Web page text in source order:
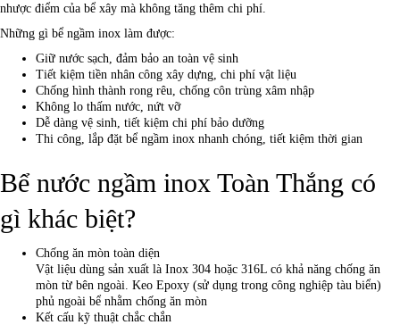
nhược điểm của bể xây mà không tăng thêm chi phí.
Những gì bể ngầm inox làm được:
Giữ nước sạch, đảm bảo an toàn vệ sinh
Tiết kiệm tiền nhân công xây dựng, chi phí vật liệu
Chống hình thành rong rêu, chống côn trùng xâm nhập
Không lo thấm nước, nứt vỡ
Dễ dàng vệ sinh, tiết kiệm chi phí bảo dưỡng
Thi công, lắp đặt bể ngầm inox nhanh chóng, tiết kiệm thời gian
Bể nước ngầm inox Toàn Thắng có
gì khác biệt?
Chống ăn mòn toàn diện
Vật liệu dùng sản xuất là Inox 304 hoặc 316L có khả năng chống ăn
mòn từ bên ngoài. Keo Epoxy (sử dụng trong công nghiệp tàu biển)
phủ ngoài bể nhằm chống ăn mòn
Kết cấu kỹ thuật chắc chắn